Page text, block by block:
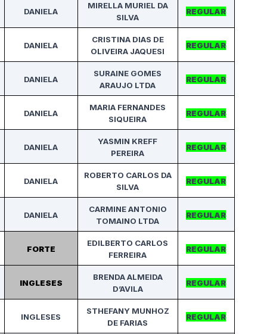
DANIELA
MIRELLA MURIEL DA
SILVA
REGULAR
DANIELA
CRISTINA DIAS DE
OLIVEIRA JAQUESI
REGULAR
DANIELA
SURAINE GOMES
ARAUJO LTDA
REGULAR
DANIELA
MARIA FERNANDES
SIQUEIRA
REGULAR
DANIELA
YASMIN KREFF
PEREIRA
REGULAR
DANIELA
ROBERTO CARLOS DA
SILVA
REGULAR
DANIELA
CARMINE ANTONIO
TOMAINO LTDA
REGULAR
FORTE
EDILBERTO CARLOS
FERREIRA
REGULAR
INGLESES
BRENDA ALMEIDA
D’AVILA
REGULAR
INGLESES
STHEFANY MUNHOZ
DE FARIAS
REGULAR